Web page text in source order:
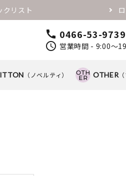
リスト
call 0466-53-9739
schedule 営業時間 - 9:00～
（ノベルティ） OTHER